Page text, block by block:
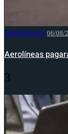
NACIONALES 06/08/
Aerolíneas
3